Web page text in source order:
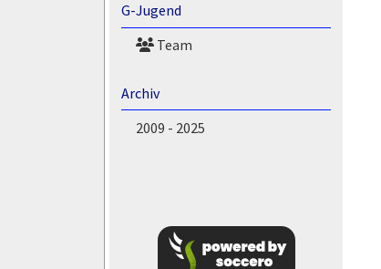
G-Jugend
Team
Archiv
2009 - 2025